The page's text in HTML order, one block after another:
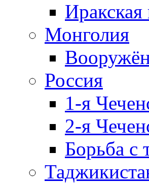
Монголия
Россия
1-я
2-я
Борьба с